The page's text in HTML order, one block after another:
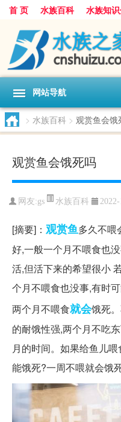
首 页 水族百科 水族知
网站导航
> 水族百科 > 观赏鱼会饿
观赏鱼会饿死吗
网友:gs 水族百科
[摘要]： 观赏鱼多久不喂
好,一般一个月不喂食也
活,但活下来的希望很小
个月不喂食也没事,有时
两个月不喂食就会饿死
的耐饿性强,两个月不吃
月的时间。如果给鱼儿
能饿死?一周不喂就会饿